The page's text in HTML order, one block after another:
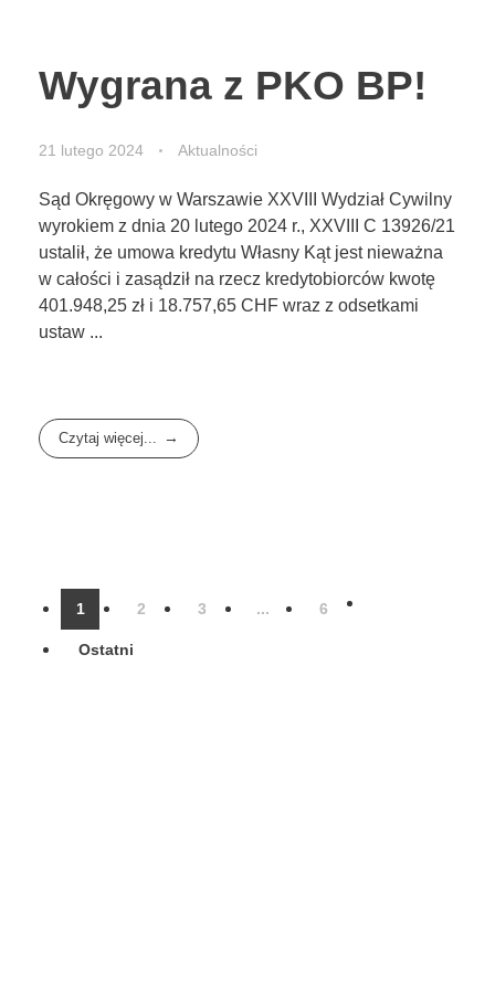
Wygrana z PKO BP!
21 lutego 2024 Aktualności
Sąd Okręgowy w Warszawie XXVIII Wydział Cywilny
wyrokiem z dnia 20 lutego 2024 r., XXVIII C 13926/21
ustalił, że umowa kredytu Własny Kąt jest nieważna
w całości i zasądził na rzecz kredytobiorców kwotę
401.948,25 zł i 18.757,65 CHF wraz z odsetkami
ustaw ...
Czytaj więcej...
1 2 3 ... 6
Ostatni